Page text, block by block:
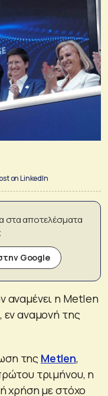
on LinkedIn
στα αποτελέσματα
Google
αναμένει η Metlen
εν αναμονή της
της Metlen,
τριμήνου, η
χρήση με στόχο